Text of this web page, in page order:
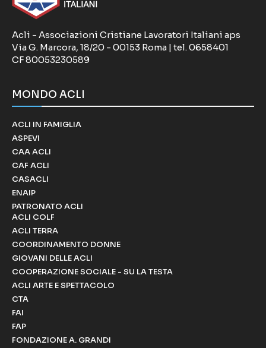
Acli - Associazioni Cristiane Lavoratori Italiani aps
Via G. Marcora, 18/20 - 00153 Roma | tel. 0658401
CF 80053230589
MONDO ACLI
ACLI IN FAMIGLIA
ASPEVI
CAA ACLI
CAF ACLI
CASACLI
ENAIP
PATRONATO ACLI
ACLI COLF
ACLI TERRA
COORDINAMENTO DONNE
GIOVANI DELLE ACLI
COOPERAZIONE SOCIALE - SU LA TESTA
ACLI ARTE E SPETTACOLO
CTA
FAI
FAP
FONDAZIONE A. GRANDI